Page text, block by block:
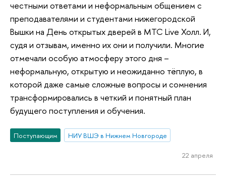
честными ответами и неформальным общением с
преподавателями и студентами нижегородской
Вышки на День открытых дверей в МТС Live Холл. И,
судя и отзывам, именно их они и получили. Многие
отмечали особую атмосферу этого дня –
неформальную, открытую и неожиданно тёплую, в
которой даже самые сложные вопросы и сомнения
трансформировались в четкий и понятный план
будущего поступления и обучения.
Поступающим НИУ ВШЭ в Нижнем Новгороде
22 апреля